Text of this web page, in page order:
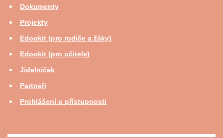
Dokumenty
Projekty
Edookit (pro rodiče a žáky)
Edookit (pro učitele)
Jídelníček
Partneři
Prohlášení o přístupnosti